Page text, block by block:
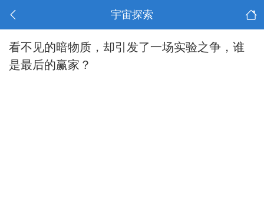
宇宙探索
看不见的暗物质，却引发了一场实验之争，谁
是最后的赢家？